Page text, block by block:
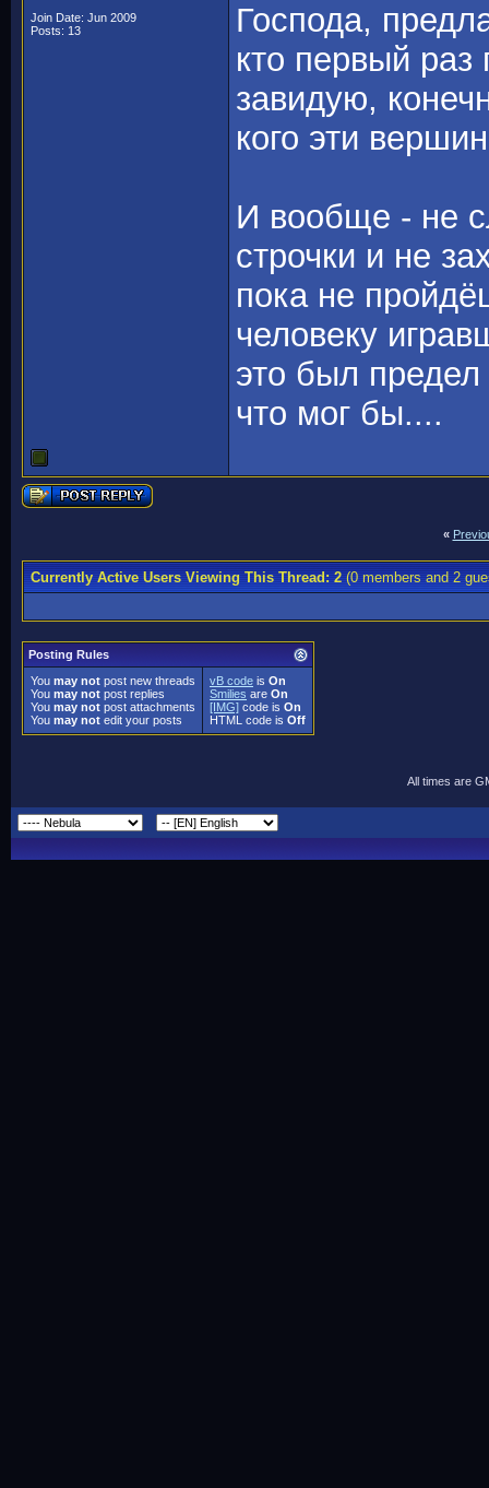
Join Date: Jun 2009
Posts: 13
Господа,
кто первый
завидую,
кого эти
И вообще - не
строчки и не
пока не
человеку
это был
что мог бы....
«
Currently Active Users Viewing This Thread: 2(0 members and 2
Posting Rules
You may not post new threads
You may not post replies
You may not post attachments
You may not edit your posts
vB code is On
Smilies are On
[IMG] code is On
HTML code is Off
All times are